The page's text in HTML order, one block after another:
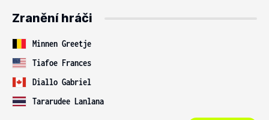
Zranění hráči
Minnen Greetje
Tiafoe Frances
Diallo Gabriel
Tararudee Lanlana